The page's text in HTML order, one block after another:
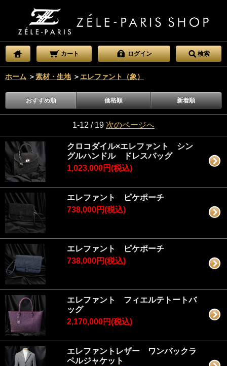
カート ログイン 検索
ホーム ＞素材・生地 ＞ エレファント（象）
おすすめ順 価格順 新着順
1-12 / 19 次のページへ
クロコダイル×エレファント シン
グルハンドル ドレスバッグ
1,023,000円(税込)
エレファント ピケポーチ
738,000円(税込)
エレファント ピケポーチ
738,000円(税込)
エレファント フィエルテトートバ
ッグ
2,170,000円(税込)
エレファントレザー ワンバックラ
ペルジャケット